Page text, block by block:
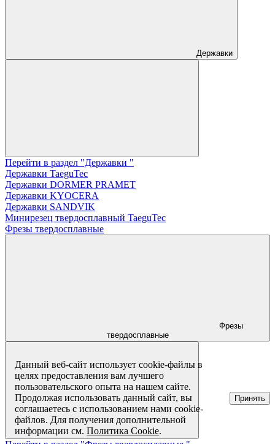
Державки
Перейти в раздел "Державки "
Державки TaeguTec
Державки DORMER PRAMET
Державки KYOCERA
Державки SANDVIK
Минирезец твердосплавный TaeguTec
Фрезы твердосплавные
Фрезы
твердосплавные
Данный веб-сайт использует cookie-файлы в
целях предоставления вам лучшего
пользовательского опыта на нашем сайте.
Продолжая использовать данный сайт, вы
соглашаетесь с использованием нами cookie-
файлов. Для получения дополнительной
информации см.Политика Cookie.
Принять